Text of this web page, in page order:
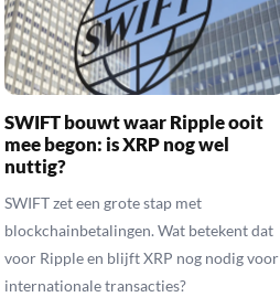
SWIFT bouwt waar Ripple ooit
mee begon: is XRP nog wel
nuttig?
SWIFT zet een grote stap met
blockchainbetalingen. Wat betekent dat
voor Ripple en blijft XRP nog nodig voor
internationale transacties?